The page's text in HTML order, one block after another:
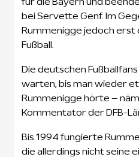
bei Servette Genf. Im
Rummenigge jedoch erst
Fußball.
Die deutschen
warten, bis man wieder
Rummenigge hörte –
Kommentator der DFB-
Bis 1994 fungierte
die allerdings nicht seine